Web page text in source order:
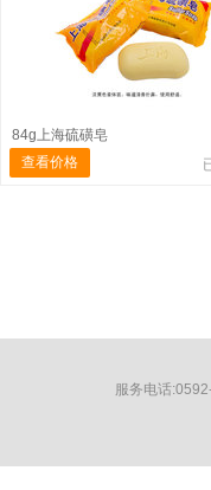
84g上海硫磺皂
查看价格
服务电话